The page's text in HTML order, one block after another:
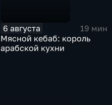
6 августа
19 мин
Мясной кебаб: король
арабской кухни